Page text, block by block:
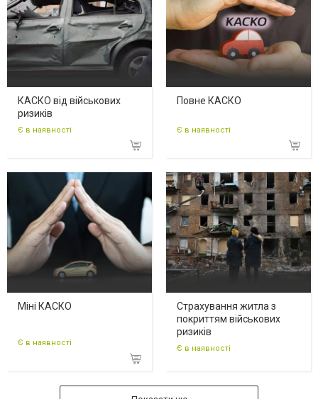
КАСКО від військових
ризиків
Є в наявності
Повне КАСКО
Є в наявності
Міні КАСКО
Є в наявності
Страхування житла з
покриттям військових
ризиків
Є в наявності